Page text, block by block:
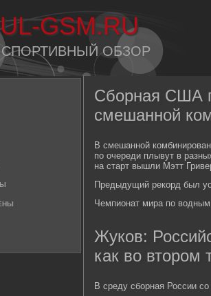
UL-GSM.RU
СПОРТИВНЫЙ ОБЗОР
Сборная США
смешанной
В смешанной
по очереди плывут в
на старт вышли Мэтт
Предыдущий рекорд был
Чемпионат мира по
Жуков:
как во втором
В среду сборная России